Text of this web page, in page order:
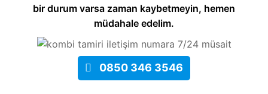
bir durum varsa zaman kaybetmeyin, hemen
müdahale edelim.
7/24 müsait
0850 346 3546